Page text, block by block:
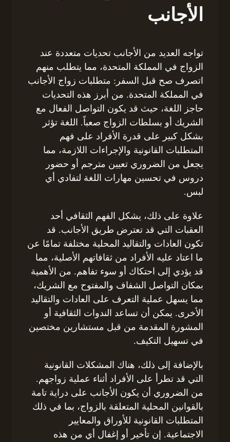
الأجانب
تواجه العديد من الأجانب تحديات متعددة عند
الزواج في المملكة المتحدة، مما يتطلب منهم
اتصرف صح قبل السفر: متطلبات زواج الأجانب
في المملكة المتحدة. من أبرز هذه التحديات
حاجز اللغة، حيث قد يكون التواصل الفعال مع
الشريك أو بسلطات الزواج صعباً. اللغة تؤثر
بشكل كبير على قدرة الأفراد على فهم
المتطلبات القانونية والإجراءات اللازمة، مما
يجعل من الضروري تعيين مترجم أو حضور
دروس في تحسين مهارات اللغة لتفادي أي
لبس.
علاوة على ذلك، يشكل الفهم الثقافي أحد
العقبات التي قد تعترض طريق الأجانب. قد
تكون العادات والتقاليد المحلية مختلفة تمامًا عن
ما اعتاد عليه الأفراد من ثقافاتهم الأصلية، مما
قد يؤدي إلى احتكاك أو سوء تفاهم. من الأهمية
بمكان التواصل الشفاف والمفتوح مع الشريك،
مما يسهل عملية التعرف على العادات والتقاليد
الأخرى. يمكن أن تساعد الندوات الثقافية أو
المشورة المقدمة من قبل مستشارين مختصين
في تسهيل التكيف.
بالإضافة إلى ذلك، هناك المشكلات القانونية
التي قد تطرأ على الأفراد أثناء عملية زواجهم.
من الضروري أن يكون الأجانب على دراية تامة
بالقوانين المحلية المتعلقة بالزواج، بما في ذلك
المتطلبات القانونية للأوراق والمعايير
الاجتماعية. إن تأخير أو إغفال أي من هذه